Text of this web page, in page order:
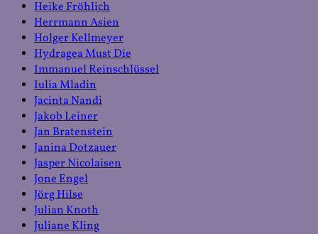
Heike Fröhlich
Herrmann Asien
Holger Kellmeyer
Hydragea Must Die
Immanuel Reinschlüssel
Iulia Mladin
Jacinta Nandi
Jakob Leiner
Jan Bratenstein
Janina Dotzauer
Jasper Nicolaisen
Jone Engel
Jörg Hilse
Julian Knoth
Juliane Kling